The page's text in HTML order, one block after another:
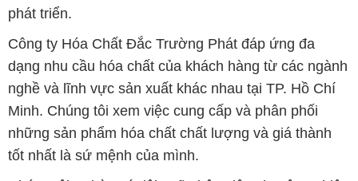
Minh. Chúng tôi xem việc cung cấp và phân phối
những sản phẩm hóa chất chất lượng và giá thành
tốt nhất là sứ mệnh của mình.
Chúng tôi tự hào có đội ngũ nhân viên chuyên nghiệp
và giàu kinh nghiệm, luôn sẵn sàng tư vấn và cung
cấp giải pháp tối ưu cho khách hàng. Sự hài lòng và
thành công của khách hàng là ưu tiên hàng đầu của
chúng tôi.